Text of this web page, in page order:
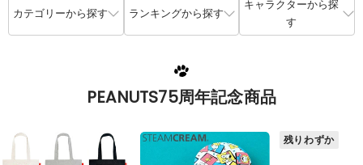
カテゴリーから探す ランキングから探す
キャラクターから探
す
PEANUTS75周年記念商品
残りわずか